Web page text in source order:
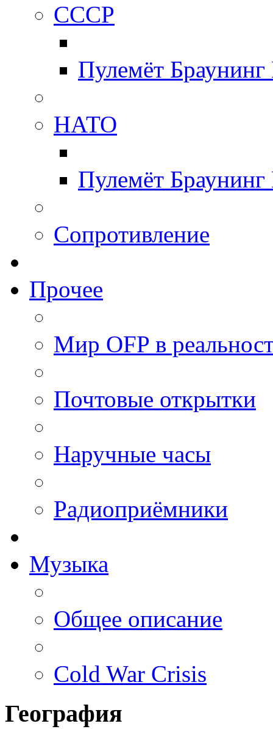
СССР
Пулемёт
НАТО
Пулемёт
Сопротивление
Прочее
Мир OFP в
Почтовые открытки
Наручные часы
Радиоприёмники
Музыка
Общее описание
Cold War Crisis
География